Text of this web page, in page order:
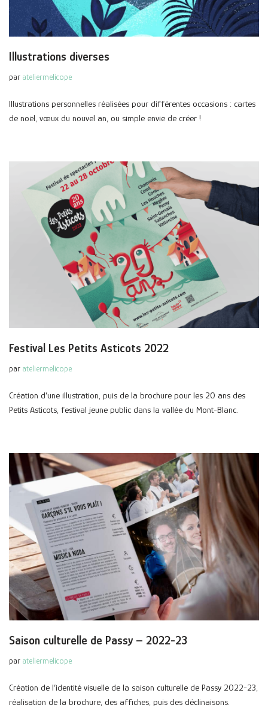
Illustrations diverses
par ateliermelicope
Illustrations personnelles réalisées pour différentes occasions : cartes
de noël, vœux du nouvel an, ou simple envie de créer !
Festival Les Petits Asticots 2022
par ateliermelicope
Création d’une illustration, puis de la brochure pour les 20 ans des
Petits Asticots, festival jeune public dans la vallée du Mont-Blanc.
Saison culturelle de Passy – 2022-23
par ateliermelicope
Création de l’identité visuelle de la saison culturelle de Passy 2022-23,
réalisation de la brochure, des affiches, puis des déclinaisons.